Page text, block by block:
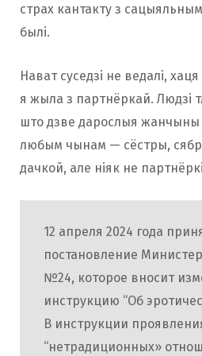
страх кантакту з
былі.
Нават суседзі не ведалі,
я жыла з партнёркай. Людзі
што дзве дарослыя
любым чынам — сёстры,
дачкой, але ніяк не
12 апреля 2024 года
постановление
№24, которое вносит
инструкцию “Об
В инструкции
“нетрадиционных»